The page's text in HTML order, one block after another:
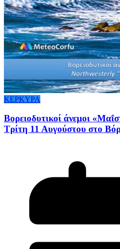
ΚΕΡΚΥΡΑ
Βορειοδυτικοί άνεμοι
Τρίτη 11 Αυγούστου στο